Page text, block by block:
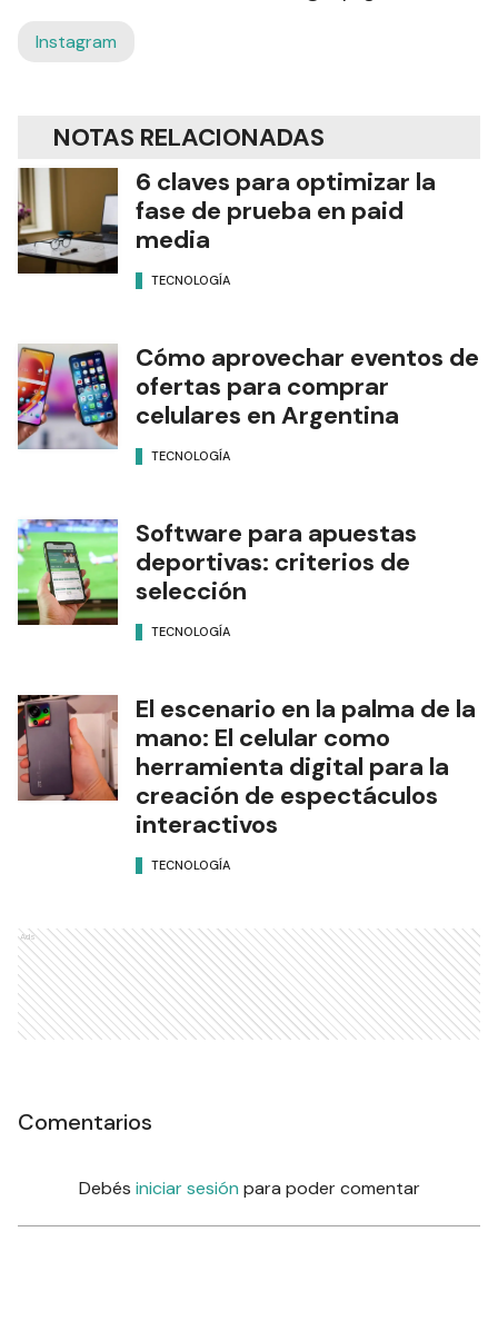
Instagram
NOTAS RELACIONADAS
6 claves para optimizar la
fase de prueba en paid
media
TECNOLOGÍA
Cómo aprovechar eventos de
ofertas para comprar
celulares en Argentina
TECNOLOGÍA
Software para apuestas
deportivas: criterios de
selección
TECNOLOGÍA
El escenario en la palma de la
mano: El celular como
herramienta digital para la
creación de espectáculos
interactivos
TECNOLOGÍA
Ads
Comentarios
Debés iniciar sesión para poder comentar